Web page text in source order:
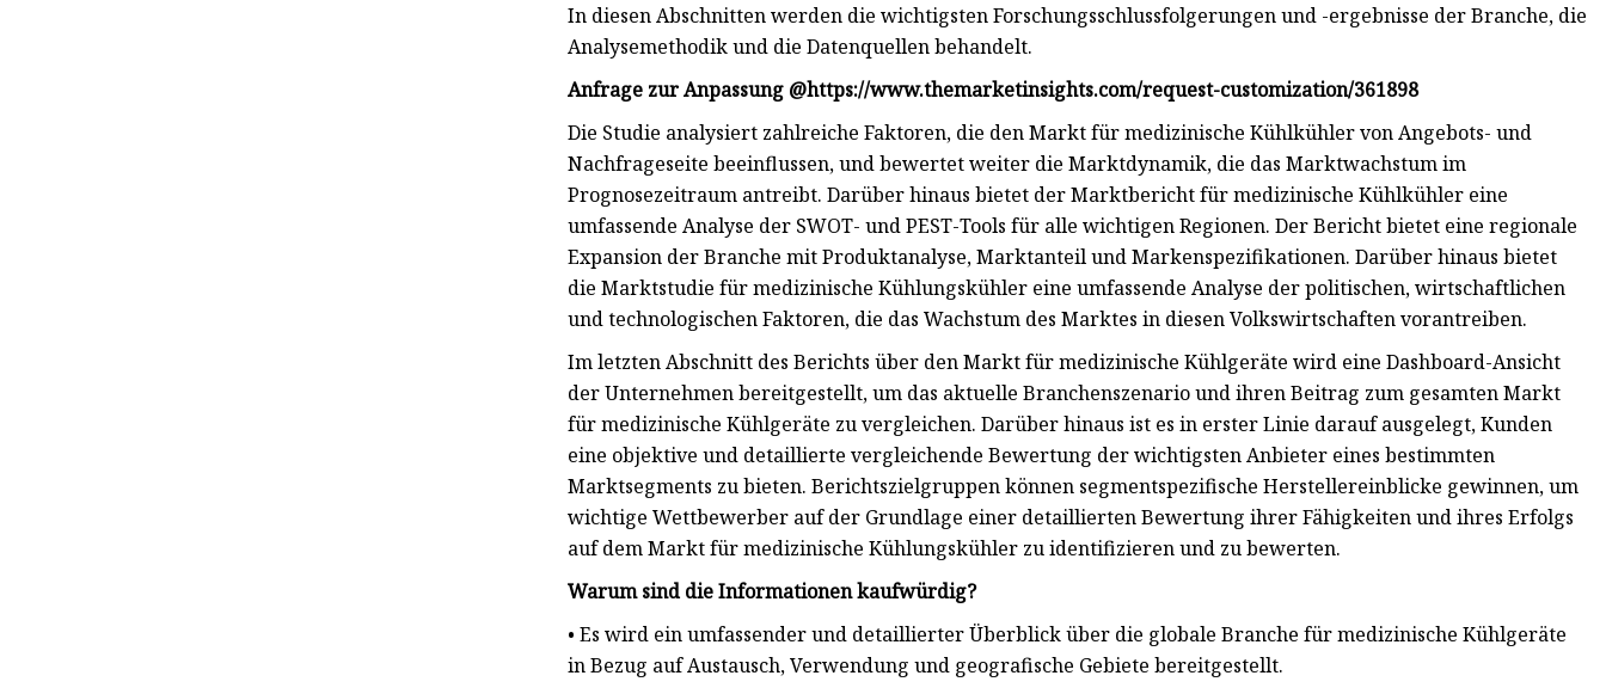
In diesen Abschnitten werden die wichtigsten Forschungsschlussfolgerungen und -ergebnisse der Branche, die
Analysemethodik und die Datenquellen behandelt.
Anfrage zur Anpassung @https://www.themarketinsights.com/request-customization/361898
Die Studie analysiert zahlreiche Faktoren, die den Markt für medizinische Kühlkühler von Angebots- und
Nachfrageseite beeinflussen, und bewertet weiter die Marktdynamik, die das Marktwachstum im
Prognosezeitraum antreibt. Darüber hinaus bietet der Marktbericht für medizinische Kühlkühler eine
umfassende Analyse der SWOT- und PEST-Tools für alle wichtigen Regionen. Der Bericht bietet eine regionale
Expansion der Branche mit Produktanalyse, Marktanteil und Markenspezifikationen. Darüber hinaus bietet
die Marktstudie für medizinische Kühlungskühler eine umfassende Analyse der politischen, wirtschaftlichen
und technologischen Faktoren, die das Wachstum des Marktes in diesen Volkswirtschaften vorantreiben.
Im letzten Abschnitt des Berichts über den Markt für medizinische Kühlgeräte wird eine Dashboard-Ansicht
der Unternehmen bereitgestellt, um das aktuelle Branchenszenario und ihren Beitrag zum gesamten Markt
für medizinische Kühlgeräte zu vergleichen. Darüber hinaus ist es in erster Linie darauf ausgelegt, Kunden
eine objektive und detaillierte vergleichende Bewertung der wichtigsten Anbieter eines bestimmten
Marktsegments zu bieten. Berichtszielgruppen können segmentspezifische Herstellereinblicke gewinnen, um
wichtige Wettbewerber auf der Grundlage einer detaillierten Bewertung ihrer Fähigkeiten und ihres Erfolgs
auf dem Markt für medizinische Kühlungskühler zu identifizieren und zu bewerten.
Warum sind die Informationen kaufwürdig?
• Es wird ein umfassender und detaillierter Überblick über die globale Branche für medizinische Kühlgeräte
in Bezug auf Austausch, Verwendung und geografische Gebiete bereitgestellt.